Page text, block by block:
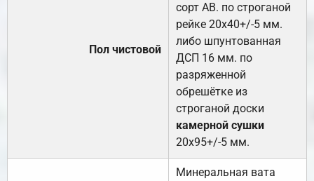
Пол чистовой
сорт АВ. по строганой
рейке 20х40+/-5 мм.
либо шпунтованная
ДСП 16 мм. по
разряженной
обрешётке из
строганой доски
камерной сушки
20х95+/-5 мм.
Минеральная вата